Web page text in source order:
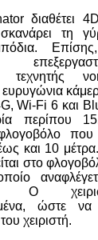
διαθέτει
τη
τεχνητής
ευρυγώνια
Wi-Fi 6 και
περίπου
που
έως και 10
στο
Ο
ώστε να
χειριστή.